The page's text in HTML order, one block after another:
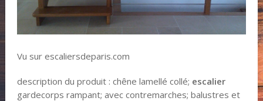
Vu sur escaliersdeparis.com
description du produit : chêne lamellé collé; escalier
gardecorps rampant; avec contremarches; balustres et